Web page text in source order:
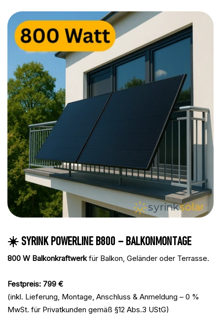
☀️ SYRINK POWERLINE B800 – BALKONMONTAGE
800 W Balkonkraftwerkfür Balkon, Geländer oder Terrasse.
Festpreis: 799 €
(inkl. Lieferung, Montage, Anschluss & Anmeldung – 0 %
MwSt. für Privatkunden gemäß §12 Abs.3 UStG)